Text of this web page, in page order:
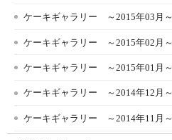
ケーキギャラリー ～2015年03月～
ケーキギャラリー ～2015年02月～
ケーキギャラリー ～2015年01月～
ケーキギャラリー ～2014年12月～
ケーキギャラリー ～2014年11月～